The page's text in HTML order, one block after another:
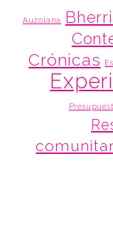
Auzolana
Crónicas